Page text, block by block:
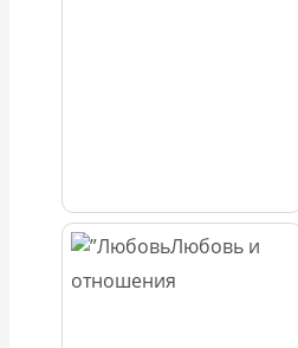
Любовь и
отношения